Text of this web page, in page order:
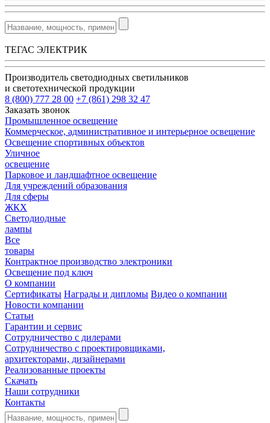
ТЕГАС ЭЛЕКТРИК
Производитель светодиодных светильников
и светотехнической продукции
8 (800) 777 28 00 +7 (861) 298 32 47
Заказать звонок
Промышленное освещение
Коммерческое, административное и интерьерное освещение
Освещение спортивных объектов
Уличное
освещение
Парковое и ландшафтное освещение
Для учреждений образования
Для сферы
ЖКХ
Светодиодные
лампы
Все
товары
Контрактное производство электроники
Освещение под ключ
О компании
Сертификаты Награды и дипломы Видео о компании
Новости компании
Статьи
Гарантии и сервис
Сотрудничество с дилерами
Сотрудничество с проектировщиками,
архитекторами, дизайнерами
Реализованные проекты
Скачать
Наши сотрудники
Контакты